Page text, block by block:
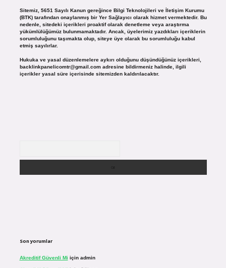
Sitemiz, 5651 Sayılı Kanun gereğince Bilgi Teknolojileri ve İletişim Kurumu
(BTK) tarafından onaylanmış bir Yer Sağlayıcı olarak hizmet vermektedir. Bu
nedenle, sitedeki içerikleri proaktif olarak denetleme veya araştırma
yükümlülüğümüz bulunmamaktadır. Ancak, üyelerimiz yazdıkları içeriklerin
sorumluluğunu taşımakta olup, siteye üye olarak bu sorumluluğu kabul
etmiş sayılırlar.
Hukuka ve yasal düzenlemelere aykırı olduğunu düşündüğünüz içerikleri,
backlinkpanelicomtr@gmail.comadresine bildirmeniz halinde, ilgili
içerikler yasal süre içerisinde sitemizden kaldırılacaktır.
Son yorumlar
Akreditif Güvenli Mi için admin